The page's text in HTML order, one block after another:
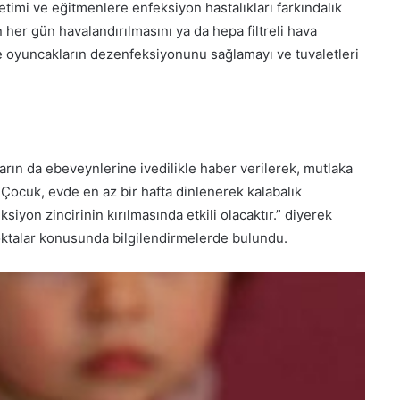
ve eğitmenlere enfeksiyon hastalıkları farkındalık
gün havalandırılmasını ya da hepa filtreli hava
dezenfeksiyonunu sağlamayı ve tuvaletleri
da ebeveynlerine ivedilikle haber verilerek, mutlaka
evde en az bir hafta dinlenerek kalabalık
zincirinin kırılmasında etkili olacaktır.” diyerek
konusunda bilgilendirmelerde bulundu.